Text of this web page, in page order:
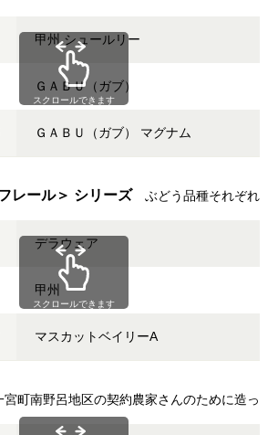
甲州 シュールリー
ＧＡＢＵ（ガブ）
ＧＡＢＵ（ガブ） マグナム
スクロールできます
レール＞ シリーズ ぶどう品種それぞれの
デラウェア
甲州
マスカットベイリーA
スクロールできます
宮町南野呂地区の契約農家さんのために造った